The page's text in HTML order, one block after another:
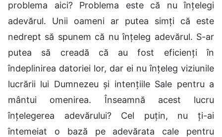
problema aici? Problema este că nu înțelegi
adevărul. Unii oameni ar putea simți că este
nedrept să spunem că nu înțeleg adevărul. S-ar
putea să creadă că au fost eficienți în
îndeplinirea datoriei lor, dar ei nu înțeleg viziunile
lucrării lui Dumnezeu și intențiile Sale pentru a
mântui omenirea. Înseamnă acest lucru
înțelegerea adevărului? Cel puțin, nu ți-ai
întemeiat o bază pe adevărata cale pentru